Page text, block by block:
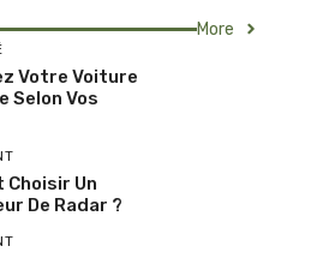
More
Votre Voiture
Selon Vos
Choisir Un
De Radar ?